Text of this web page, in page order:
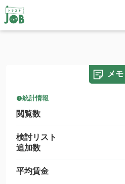
メモ
統計情報
閲覧数
検討リスト
追加数
平均賃金